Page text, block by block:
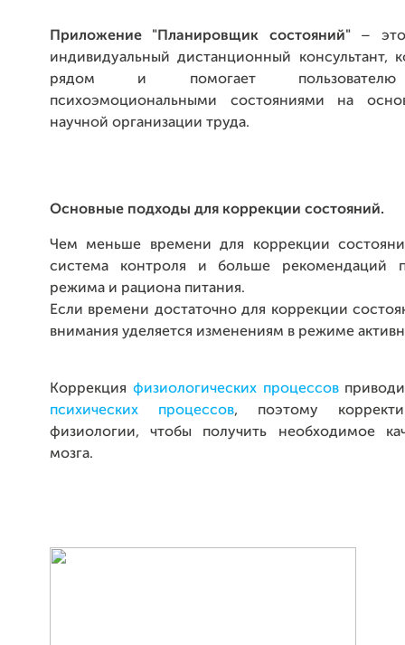
Приложение "Планировщик состояний"– это
индивидуальный дистанционный консультант,
рядом и помогает пользователю
психоэмоциональными состояниями на
научной организации труда.
Основные подходы для коррекции состояний.
Чем меньше времени для коррекции
система контроля и больше рекомендаций
режима и рациона питания.
Если времени достаточно для коррекции
внимания уделяется изменениям в режиме
Коррекция физиологических процессов
психических процессов, поэтому
физиологии, чтобы получить необходимое
мозга.